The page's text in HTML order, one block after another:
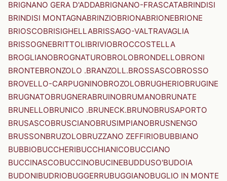
BRIGNANO GERA D'ADDABRIGNANO-FRASCATABRINDISI
BRINDISI MONTAGNABRINZIOBRIONABRIONEBRIONE
BRIOSCOBRISIGHELLABRISSAGO-VALTRAVAGLIA
BRISSOGNEBRITTOLIBRIVIOBROCCOSTELLA
BROGLIANOBROGNATUROBROLOBRONDELLOBRONI
BRONTEBRONZOLO .BRANZOLL.BROSSASCOBROSSO
BROVELLO-CARPUGNINOBROZOLOBRUGHERIOBRUGINE
BRUGNATOBRUGNERABRUINOBRUMANOBRUNATE
BRUNELLOBRUNICO .BRUNECK.BRUNOBRUSAPORTO
BRUSASCOBRUSCIANOBRUSIMPIANOBRUSNENGO
BRUSSONBRUZOLOBRUZZANO ZEFFIRIOBUBBIANO
BUBBIOBUCCHERIBUCCHIANICOBUCCIANO
BUCCINASCOBUCCINOBUCINEBUDDUSO'BUDOIA
BUDONIBUDRIOBUGGERRUBUGGIANOBUGLIO IN MONTE